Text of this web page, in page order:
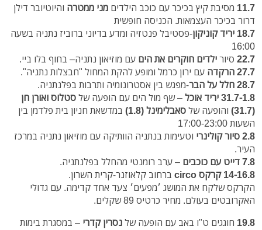
11.7 מסיבת קיץ בכיכר עם כוכב הילדים מני ממטרה והיוטיובר דילן
דרור בכיכר העצמאות. הכניסה חופשית
18.7 יריד קוניקון-פסטיבל פנטזיה ומדע בדיוני ברוביז נתניה בשעה
16:00
22.7 סיורילדים חוקרים את הים עם מוזיאון נתניה– בחוף בלו ביי.
27.7הרקדה עם ירון כרמל ומופע להקת המחול "חבצלות נתניה".
28.7חלל על הבר-מפגש בין אסטרונומיה ותרבות בפלנתניה.
31.7-1.8יריד אוכל– שף מול הים עם הופעה שלסטלוס ואורן חן
(31.7)
והופעה שלסאבלימינל (1.8)
במדשאת חניון בית פלדמן בין
השעות 17:00-23:00
2.8 סיור קולינרי
וטעימות בנתניה הוותיקה עם מוזיאון נתניה במרכז
העיר.
7.8 דייט עם כוכבים
– ערב רומנטי מהחלל בפלנתניה.
14-16.8 קרקס circo
ברחוב קלאוזנר-קרית השרון.
הקרקס שלקח את המושג ׳מפעים׳ צעד אחד קדימה. עם גדולי
האקרובטים בעולם. מחיר כרטיס 89 שקלים.
19.8 חוגגים ט"ו באב עם הופעה שלנסרין קדרי – במסגרת בימות